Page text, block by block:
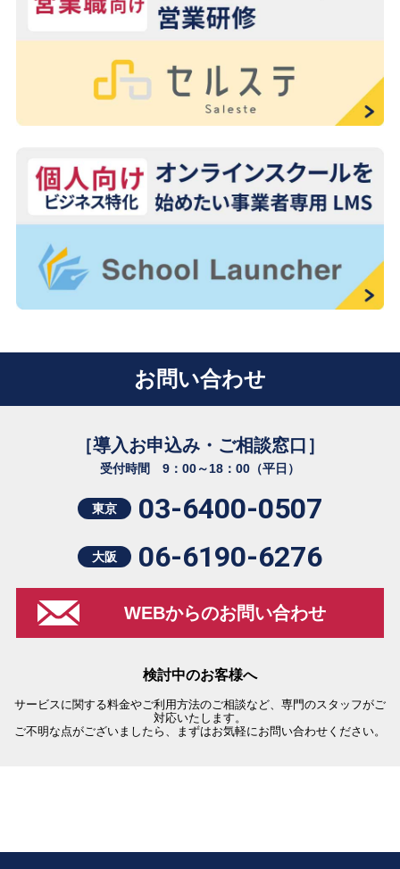
お問い合わせ
［導入お申込み・ご相談窓口］
受付時間 9：00～18：00（平日）
東京 03-6400-0507
大阪 06-6190-6276
WEBからのお問い合わせ
検討中のお客様へ
サービスに関する料金やご利用方法のご相談など、専門のスタッフがご
対応いたします。
ご不明な点がございましたら、まずはお気軽にお問い合わせください。